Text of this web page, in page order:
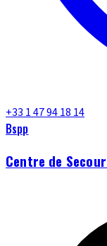
+33 1 47 94 18 14
Bspp
Centre de